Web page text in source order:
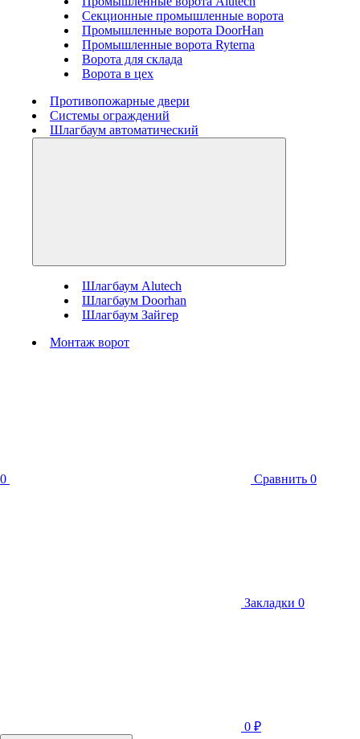
Секционные промышленные ворота
Промышленные ворота DoorHan
Промышленные ворота Ryterna
Ворота для склада
Ворота в цех
Противопожарные двери
Системы ограждений
Шлагбаум автоматический
Шлагбаум Alutech
Шлагбаум Doorhan
Шлагбаум Зайгер
Монтаж ворот
0 Сравнить 0
Закладки 0
0 ₽